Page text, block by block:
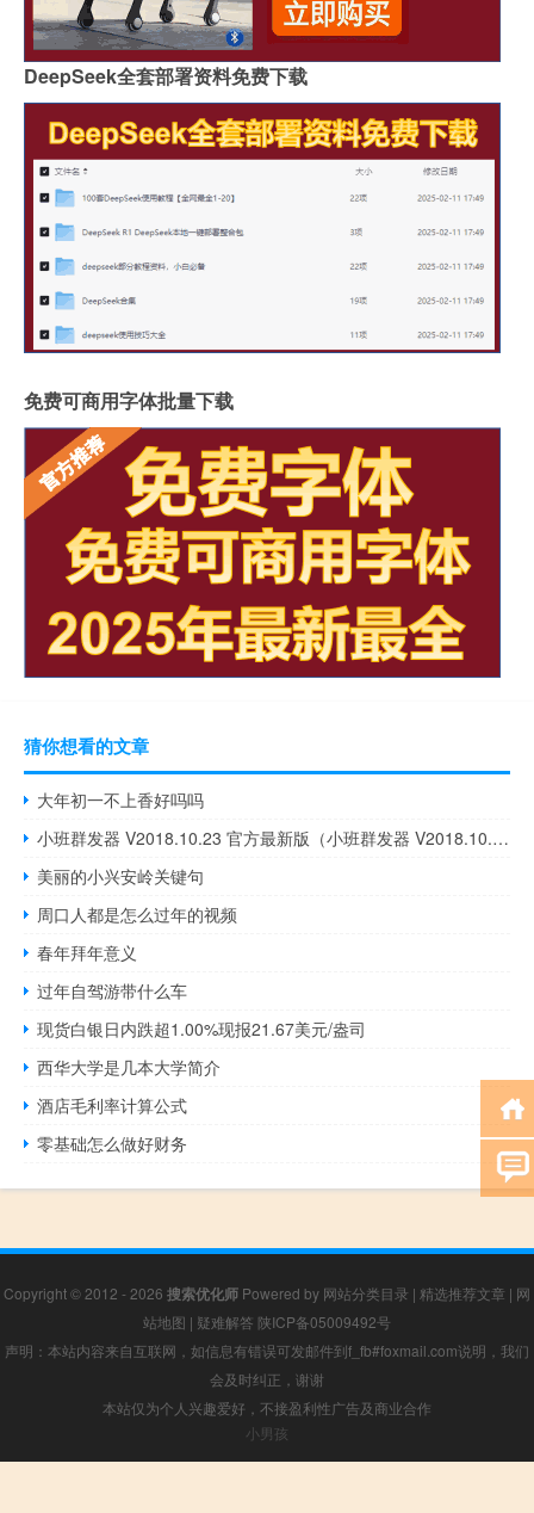
DeepSeek全套部署资料免费下载
免费可商用字体批量下载
猜你想看的文章
大年初一不上香好吗吗
小班群发器 V2018.10.23 官方最新版（小班群发器 V2018.10.23 官方最新版功能简介）
美丽的小兴安岭关键句
周口人都是怎么过年的视频
春年拜年意义
过年自驾游带什么车
现货白银日内跌超1.00%现报21.67美元/盎司
西华大学是几本大学简介
酒店毛利率计算公式
零基础怎么做好财务
Copyright © 2012 - 2026 搜索优化师 Powered by 网站分类目录 | 精选推荐文章 | 网
站地图 | 疑难解答 陕ICP备05009492号
声明：本站内容来自互联网，如信息有错误可发邮件到f_fb#foxmail.com说明，我们
会及时纠正，谢谢
本站仅为个人兴趣爱好，不接盈利性广告及商业合作
小男孩